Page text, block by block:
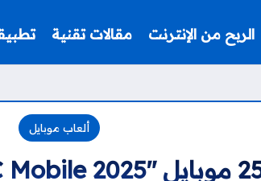
الربح من الإنترنت مقالات تقنية
ألعاب موبايل